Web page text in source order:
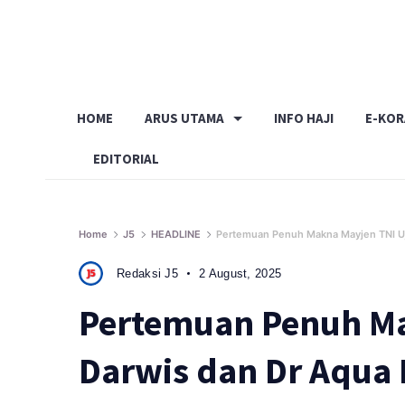
HOME ARUS UTAMA INFO HAJI E-
EDITORIAL
Home J5 HEADLINE Pertemuan Penuh Makna Mayjen TNI
Redaksi J5 2 August, 2025
Pertemuan Penuh
Darwis dan Dr